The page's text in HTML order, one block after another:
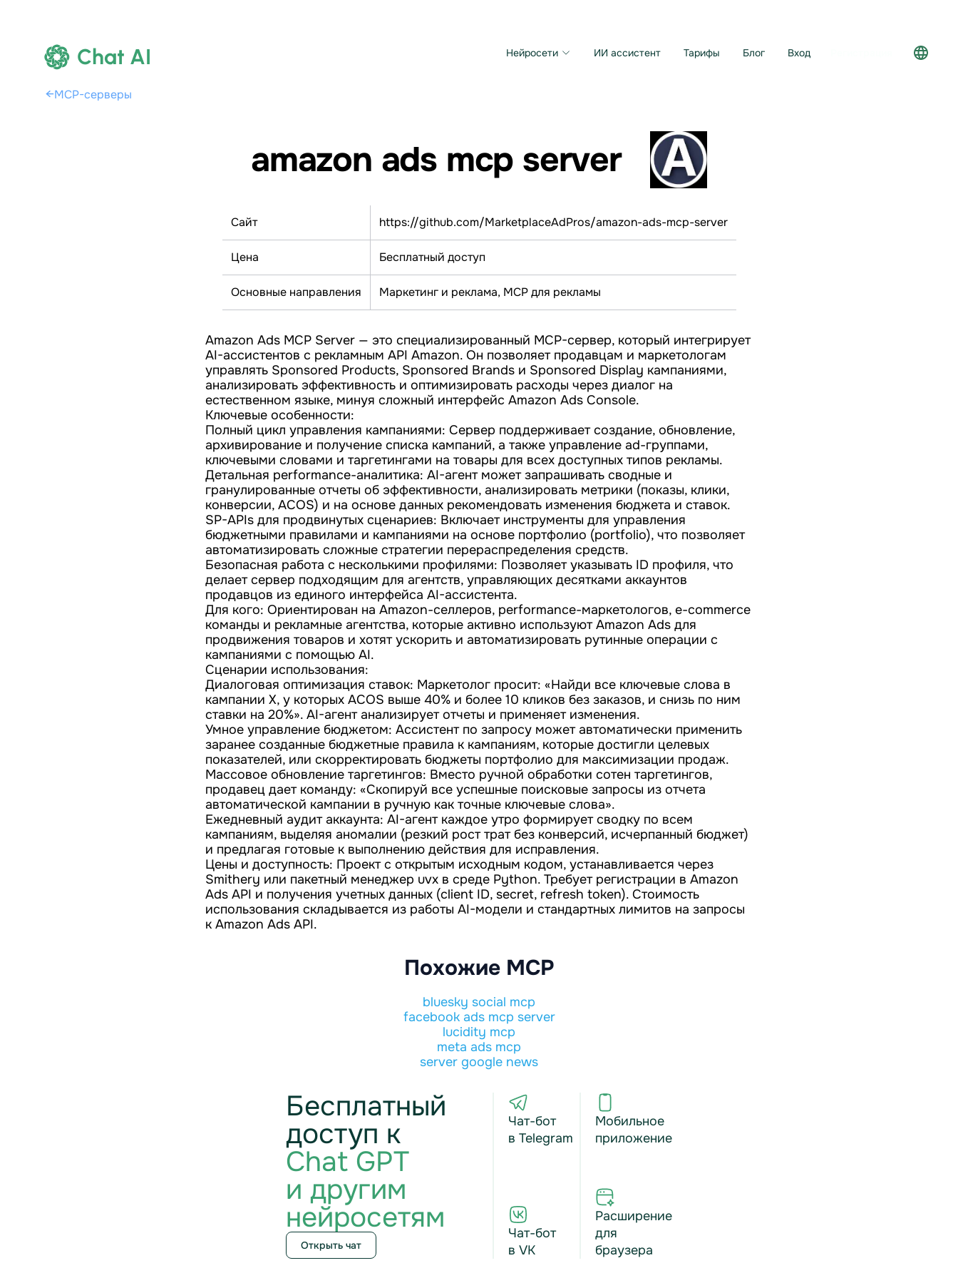
Chat AI Нейросети ИИ ассистент Тарифы Блог Вход
←MCP-серверы
amazon ads mcp server
Сайт https://github.com/MarketplaceAdPros/amazon-ads-mcp-server
Цена Бесплатный доступ
Основные направления Маркетинг и реклама, МСР для рекламы
Amazon Ads MCP Server — это специализированный MCP-сервер, который интегрирует
AI-ассистентов с рекламным API Amazon. Он позволяет продавцам и маркетологам
управлять Sponsored Products, Sponsored Brands и Sponsored Display кампаниями,
анализировать эффективность и оптимизировать расходы через диалог на
естественном языке, минуя сложный интерфейс Amazon Ads Console.
Ключевые особенности:
Полный цикл управления кампаниями: Сервер поддерживает создание, обновление,
архивирование и получение списка кампаний, а также управление ad-группами,
ключевыми словами и таргетингами на товары для всех доступных типов рекламы.
Детальная performance-аналитика: AI-агент может запрашивать сводные и
гранулированные отчеты об эффективности, анализировать метрики (показы, клики,
конверсии, ACOS) и на основе данных рекомендовать изменения бюджета и ставок.
SP-APIs для продвинутых сценариев: Включает инструменты для управления
бюджетными правилами и кампаниями на основе портфолио (portfolio), что позволяет
автоматизировать сложные стратегии перераспределения средств.
Безопасная работа с несколькими профилями: Позволяет указывать ID профиля, что
делает сервер подходящим для агентств, управляющих десятками аккаунтов
продавцов из единого интерфейса AI-ассистента.
Для кого: Ориентирован на Amazon-селлеров, performance-маркетологов, e-commerce
команды и рекламные агентства, которые активно используют Amazon Ads для
продвижения товаров и хотят ускорить и автоматизировать рутинные операции с
кампаниями с помощью AI.
Сценарии использования:
Диалоговая оптимизация ставок: Маркетолог просит: «Найди все ключевые слова в
кампании X, у которых ACOS выше 40% и более 10 кликов без заказов, и снизь по ним
ставки на 20%». AI-агент анализирует отчеты и применяет изменения.
Умное управление бюджетом: Ассистент по запросу может автоматически применить
заранее созданные бюджетные правила к кампаниям, которые достигли целевых
показателей, или скорректировать бюджеты портфолио для максимизации продаж.
Массовое обновление таргетингов: Вместо ручной обработки сотен таргетингов,
продавец дает команду: «Скопируй все успешные поисковые запросы из отчета
автоматической кампании в ручную как точные ключевые слова».
Ежедневный аудит аккаунта: AI-агент каждое утро формирует сводку по всем
кампаниям, выделяя аномалии (резкий рост трат без конверсий, исчерпанный бюджет)
и предлагая готовые к выполнению действия для исправления.
Цены и доступность: Проект с открытым исходным кодом, устанавливается через
Smithery или пакетный менеджер uvx в среде Python. Требует регистрации в Amazon
Ads API и получения учетных данных (client ID, secret, refresh token). Стоимость
использования складывается из работы AI-модели и стандартных лимитов на запросы
к Amazon Ads API.
Похожие MCP
bluesky social mcp
facebook ads mcp server
lucidity mcp
meta ads mcp
server google news
Бесплатный
доступ к
Chat GPT
и другим
нейросетям
Открыть чат
Чат-бот
в Telegram
Чат-бот
в VK
Мобильное
приложение
Расширение
для
браузера